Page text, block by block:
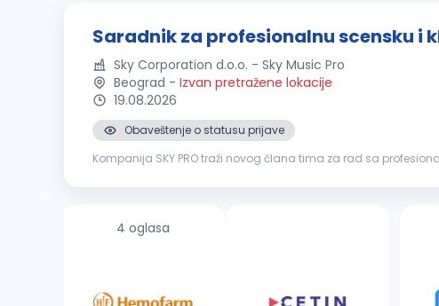
Saradnik za profesionalnu scensku i
Sky Corporation d.o.o. - Sky Music Pro
Beograd - Izvan pretražene lokacije
19.08.2026
Obaveštenje o statusu prijave
Kompanija SKY PRO traži novog člana tima za rad sa
4 oglasa